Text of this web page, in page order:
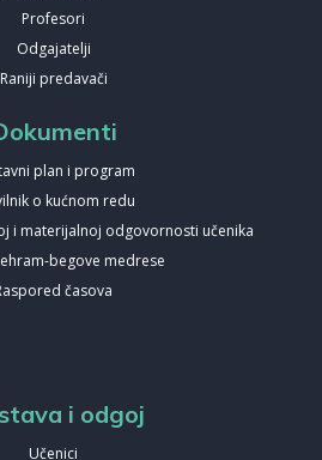
Profesori
Odgajatelji
Raniji predavači
plan i program
o kućnom redu
i materijalnoj odgovornosti učenika
begove medrese
časova
i odgoj
Učenici